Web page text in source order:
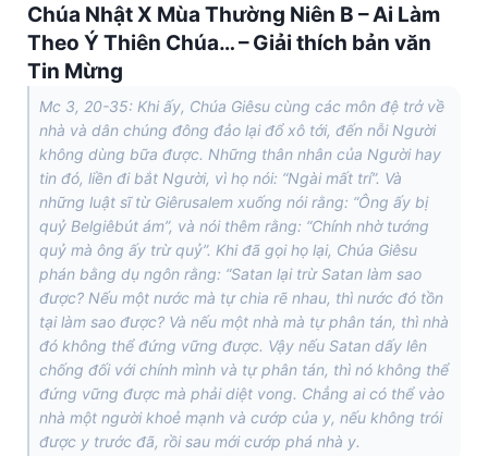
Chúa Nhật X Mùa Thường Niên B – Ai Làm
Theo Ý Thiên Chúa… – Giải thích bản văn
Tin Mừng
Mc 3, 20-35: Khi ấy, Chúa Giêsu cùng các môn đệ trở về
nhà và dân chúng đông đảo lại đổ xô tới, đến nỗi Người
không dùng bữa được. Những thân nhân của Người hay
tin đó, liền đi bắt Người, vì họ nói: “Ngài mất trí”. Và
những luật sĩ từ Giêrusalem xuống nói rằng: “Ông ấy bị
quỷ Belgiêbút ám”, và nói thêm rằng: “Chính nhờ tướng
quỷ mà ông ấy trừ quỷ”. Khi đã gọi họ lại, Chúa Giêsu
phán bằng dụ ngôn rằng: “Satan lại trừ Satan làm sao
được? Nếu một nước mà tự chia rẽ nhau, thì nước đó tồn
tại làm sao được? Và nếu một nhà mà tự phân tán, thì nhà
đó không thể đứng vững được. Vậy nếu Satan dấy lên
chống đối với chính mình và tự phân tán, thì nó không thể
đứng vững được mà phải diệt vong. Chẳng ai có thể vào
nhà một người khoẻ mạnh và cướp của y, nếu không trói
được y trước đã, rồi sau mới cướp phá nhà y.